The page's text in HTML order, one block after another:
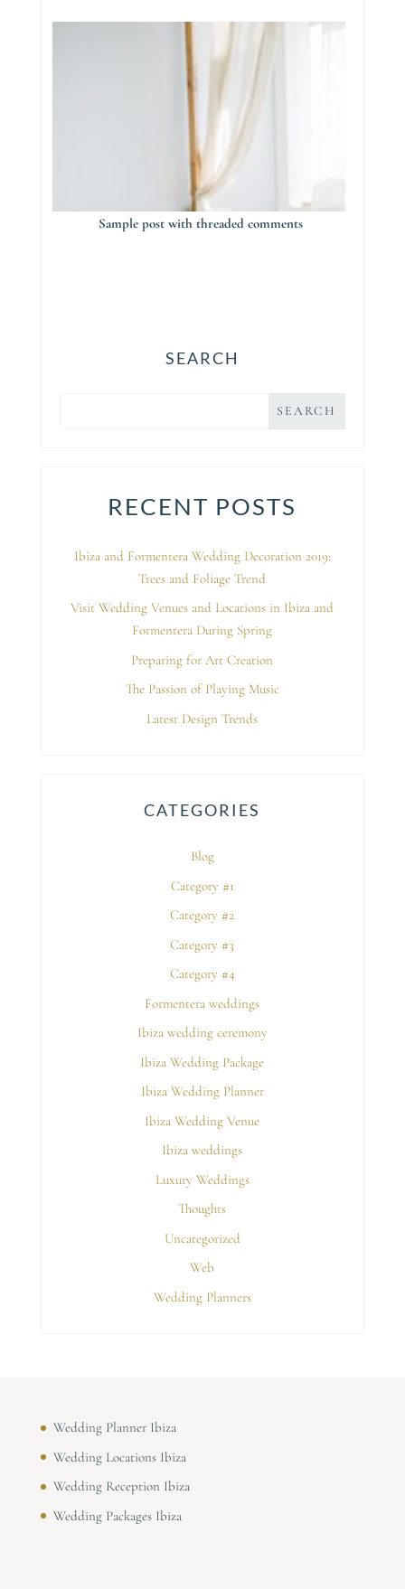
Sample post with threaded comments
SEARCH
RECENT POSTS
Ibiza and Formentera Wedding Decoration 2019:
Trees and Foliage Trend
Visit Wedding Venues and Locations in Ibiza and
Formentera During Spring
Preparing for Art Creation
The Passion of Playing Music
Latest Design Trends
CATEGORIES
Blog
Category #1
Category #2
Category #3
Category #4
Formentera weddings
Ibiza wedding ceremony
Ibiza Wedding Package
Ibiza Wedding Planner
Ibiza Wedding Venue
Ibiza weddings
Luxury Weddings
Thoughts
Uncategorized
Web
Wedding Planners
Wedding Planner Ibiza
Wedding Locations Ibiza
Wedding Reception Ibiza
Wedding Packages Ibiza